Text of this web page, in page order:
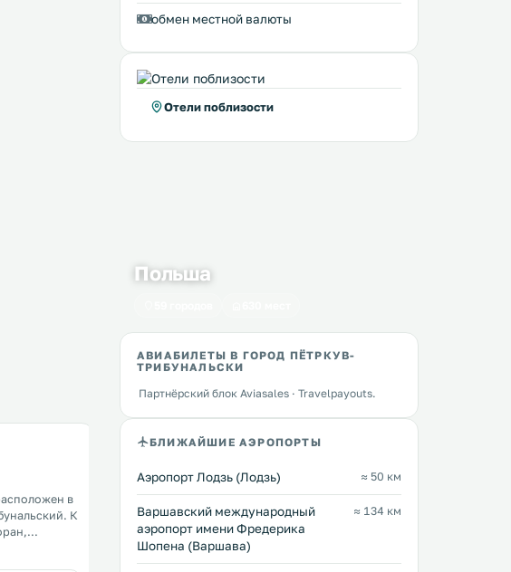
в
К
1 км
Mercure Piotrków Trybunalski
51 … 168 $
Трехзвездочный отель Mercure
Piotrków Trybunalski Vestil
находится в 1,5 км от
железнодорожного вокзала
≈ 29 $
3-звездочный отель
находится в тихом
кондиционером и
обмен местной валюты
Отели поблизости
Польша
АВИАБИЛЕТЫ В ГОРОД ПЁТРКУВ-
ТРИБУНАЛЬСКИ
Партнёрский блок Aviasales · Travelpayouts.
БЛИЖАЙШИЕ АЭРОПОРТЫ
Аэропорт Лодзь (Лодзь) ≈ 50 км
Варшавский международный
аэропорт имени Фредерика
Шопена (Варшава)
≈ 134 км